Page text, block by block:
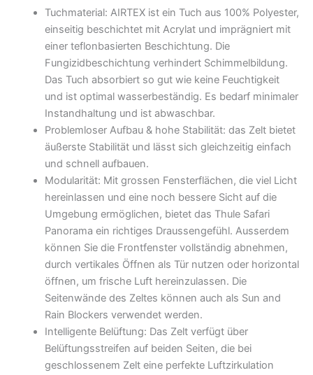
Tuchmaterial: AIRTEX ist ein Tuch aus 100% Polyester,
einseitig beschichtet mit Acrylat und imprägniert mit
einer teflonbasierten Beschichtung. Die
Fungizidbeschichtung verhindert Schimmelbildung.
Das Tuch absorbiert so gut wie keine Feuchtigkeit
und ist optimal wasserbeständig. Es bedarf minimaler
Instandhaltung und ist abwaschbar.
Problemloser Aufbau & hohe Stabilität: das Zelt bietet
äußerste Stabilität und lässt sich gleichzeitig einfach
und schnell aufbauen.
Modularität: Mit grossen Fensterflächen, die viel Licht
hereinlassen und eine noch bessere Sicht auf die
Umgebung ermöglichen, bietet das Thule Safari
Panorama ein richtiges Draussengefühl. Ausserdem
können Sie die Frontfenster vollständig abnehmen,
durch vertikales Öffnen als Tür nutzen oder horizontal
öffnen, um frische Luft hereinzulassen. Die
Seitenwände des Zeltes können auch als Sun and
Rain Blockers verwendet werden.
Intelligente Belüftung: Das Zelt verfügt über
Belüftungsstreifen auf beiden Seiten, die bei
geschlossenem Zelt eine perfekte Luftzirkulation